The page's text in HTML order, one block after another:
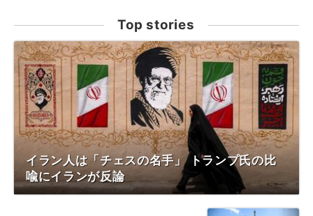
Top stories
イラン人は「チェスの名手」 トランプ氏の比
喩にイランが反論